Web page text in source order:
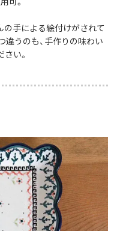
の手による絵付けがされて
違うのも、手作りの味わい
い。